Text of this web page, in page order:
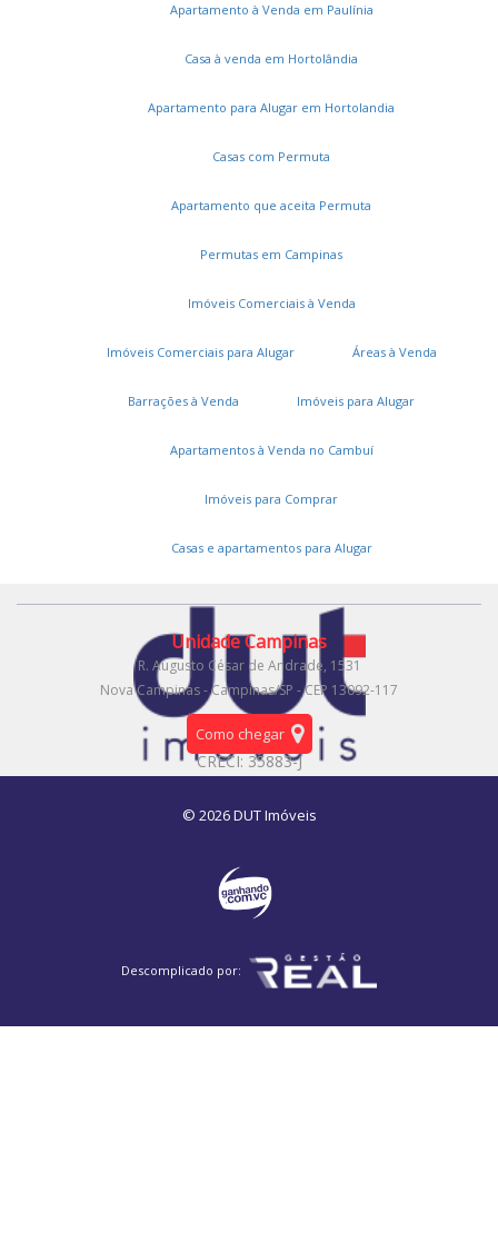
Apartamento à Venda em Paulínia
Casa à venda em Hortolândia
Apartamento para Alugar em Hortolandia
Casas com Permuta
Apartamento que aceita Permuta
Permutas em Campinas
Imóveis Comerciais à Venda
Imóveis Comerciais para Alugar Áreas à Venda
Barrações à Venda Imóveis para Alugar
Apartamentos à Venda no Cambuí
Imóveis para Comprar
Casas e apartamentos para Alugar
CRECI: 35883-J
Serviços
Cadastros e Propostas
Encomende seu imóvel
A DUT Imóveis
Onde estamos
Unidade Campinas
R. Augusto César de Andrade, 1531
Nova Campinas - Campinas/SP - CEP 13092-117
Como chegar
© 2026 DUT Imóveis
Descomplicado por: